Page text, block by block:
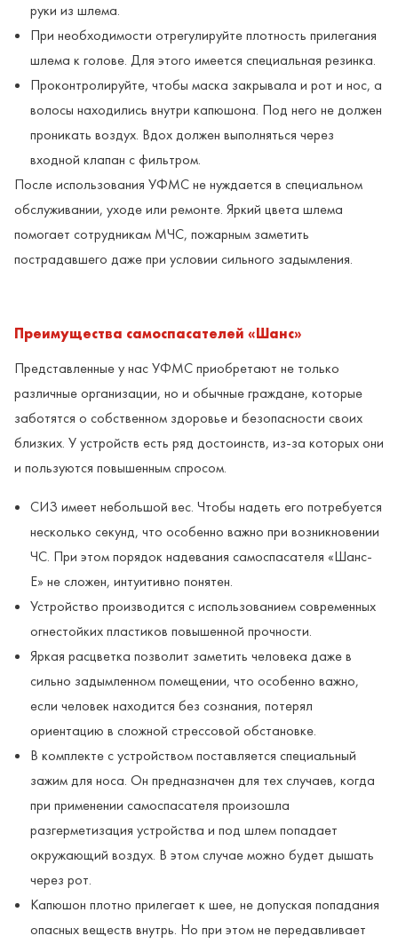
руки из шлема.
При необходимости отрегулируйте плотность прилегания
шлема к голове. Для этого имеется специальная резинка.
Проконтролируйте, чтобы маска закрывала и рот и нос, а
волосы находились внутри капюшона. Под него не должен
проникать воздух. Вдох должен выполняться через
входной клапан с фильтром.
После использования УФМС не нуждается в специальном
обслуживании, уходе или ремонте. Яркий цвета шлема
помогает сотрудникам МЧС, пожарным заметить
пострадавшего даже при условии сильного задымления.
Преимущества самоспасателей «Шанс»
Представленные у нас УФМС приобретают не только
различные организации, но и обычные граждане, которые
заботятся о собственном здоровье и безопасности своих
близких. У устройств есть ряд достоинств, из-за которых они
и пользуются повышенным спросом.
СИЗ имеет небольшой вес. Чтобы надеть его потребуется
несколько секунд, что особенно важно при возникновении
ЧС. При этом порядок надевания самоспасателя «Шанс-
Е» не сложен, интуитивно понятен.
Устройство производится с использованием современных
огнестойких пластиков повышенной прочности.
Яркая расцветка позволит заметить человека даже в
сильно задымленном помещении, что особенно важно,
если человек находится без сознания, потерял
ориентацию в сложной стрессовой обстановке.
В комплекте с устройством поставляется специальный
зажим для носа. Он предназначен для тех случаев, когда
при применении самоспасателя произошла
разгерметизация устройства и под шлем попадает
окружающий воздух. В этом случае можно будет дышать
через рот.
Капюшон плотно прилегает к шее, не допуская попадания
опасных веществ внутрь. Но при этом не передавливает